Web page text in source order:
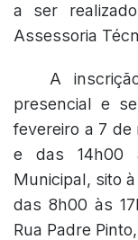
a ser
Assessoria
A
presencial e
fevereiro a 7
e das 14h00
Municipal, sito
das 8h00 às
Rua Padre